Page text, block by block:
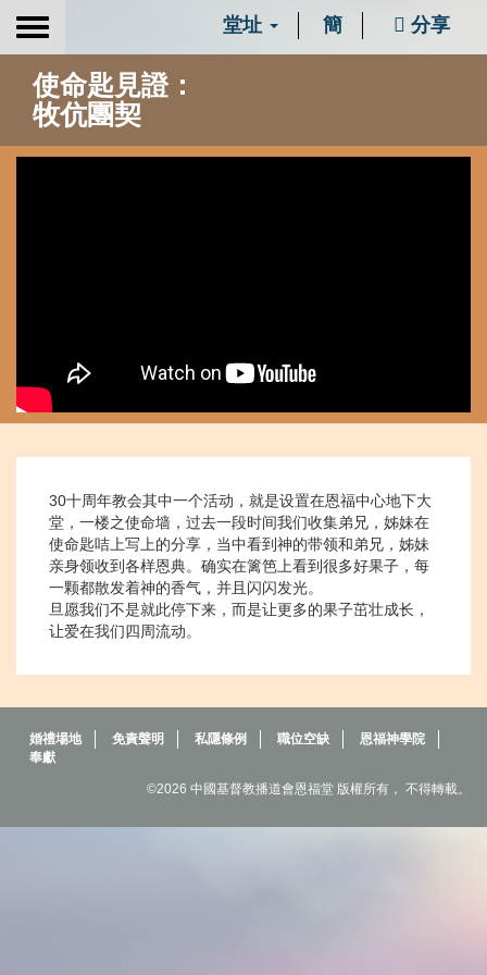
Toggle
堂址 簡 分享
使命匙見證：
牧伉團契
30十周年教会其中一个活动，就是设置在恩福中心地下大
堂，一楼之使命墙，过去一段时间我们收集弟兄，姊妹在
使命匙咭上写上的分享，当中看到神的带领和弟兄，姊妹
亲身领收到各样恩典。确实在篱笆上看到很多好果子，每
一颗都散发着神的香气，并且闪闪发光。
旦愿我们不是就此停下来，而是让更多的果子茁壮成长，
让爱在我们四周流动。
婚禮場地 免責聲明 私隱條例 職位空缺
恩福神學院
奉獻
©2026 中國基督教播道會恩福堂 版權所有， 不得轉載。